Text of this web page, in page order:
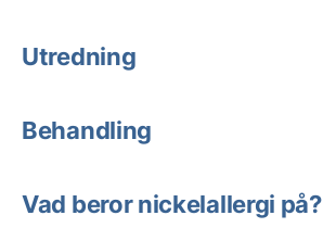
Utredning
Behandling
Vad beror nickelallergi på?